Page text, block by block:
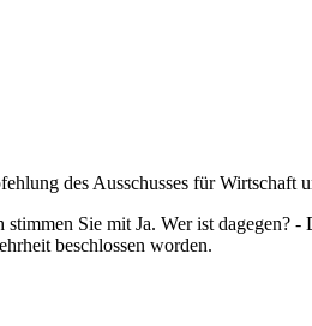
des Ausschusses für Wirtschaft
Sie mit Ja. Wer ist
beschlossen worden.